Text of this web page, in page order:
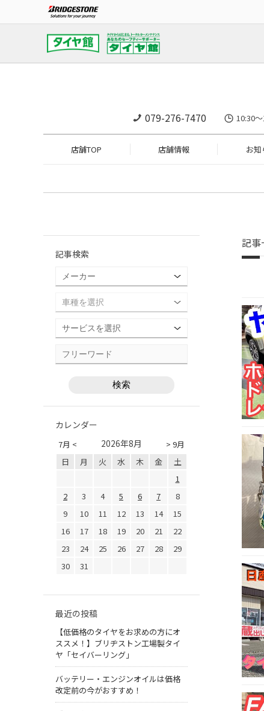
079-276-7470 10:30
店舗TOP 店舗情報 お知
記事
記事検索
カレンダー
7月 < > 9月
2026年8月
日 月 火 水 木 金
土
1
2
3 4 5 6 7
8
9
10 11 12 13 14
15
16
17 18 19 20 21
22
23
24 25 26 27 28
29
30
31
最近の投稿
【低価格のタイヤをお求めの方にオ
ススメ！】ブリヂストン工場製タイ
ヤ「セイバーリング」
バッテリー・エンジンオイルは価格
改定前の今がおすすめ！